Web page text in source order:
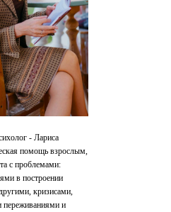
- Лариса
помощь взрослым,
с проблемами:
в построении
кризисами,
переживаниями и